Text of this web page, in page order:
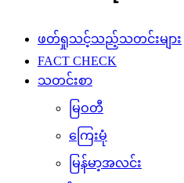
ဖတ်ရှုသင့်သည့်သတင်းများ
FACT CHECK
သတင်းစာ
မြဝတီ
ကြေးမုံ
မြန်မာ့အလင်း